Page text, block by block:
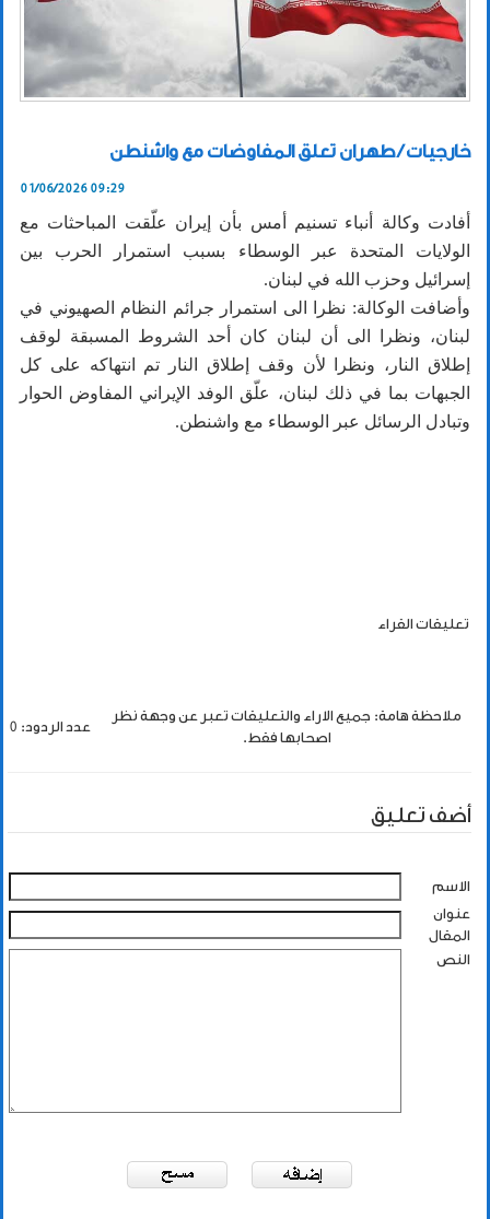
خارجيات / طهران تعلق المفاوضات مع واشنطن
01/06/2026 09:29
أفادت وكالة أنباء تسنيم أمس بأن إيران علّقت المباحثات مع
الولايات المتحدة عبر الوسطاء بسبب استمرار الحرب بين
إسرائيل وحزب الله في لبنان.
وأضافت الوكالة: نظرا الى استمرار جرائم النظام الصهيوني في
لبنان، ونظرا الى أن لبنان كان أحد الشروط المسبقة لوقف
إطلاق النار، ونظرا لأن وقف إطلاق النار تم انتهاكه على كل
الجبهات بما في ذلك لبنان، علّق الوفد الإيراني المفاوض الحوار
وتبادل الرسائل عبر الوسطاء مع واشنطن.
تعليقات القراء
ملاحظة هامة: جميع الاراء والتعليقات تعبر عن وجهة نظر
اصحابها فقط.
عدد الردود: 0
أضف تعليق
الاسم
عنوان
المقال
النص